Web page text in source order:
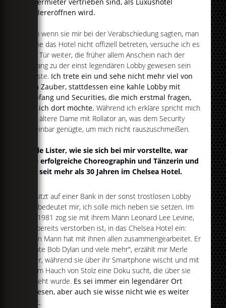
Dauermieter vertrieben sind, als Luxushotel
wiedereröffnen wird.
Auch wenn sie mir bei der Verabschiedung sagten, man
könne das Hotel nicht offiziell betreten, versuche ich es
eine Tür weiter, die früher allem Anschein nach der
Eingang zu der einst legendären Lobby gewesen sein
musste. Ich trete ein und sehe nicht mehr viel von
dem Zauber, stattdessen eine kahle Lobby mit
Empfang und Securities, die mich erstmal fragen,
was ich dort möchte. Während ich erkläre spricht mich
eine ältere Dame mit Rollator an, was dem Security
scheinbar genügte, um mich nicht rauszuschmeißen.
Merle Lister, wie sie sich bei mir vorstellte, war
eine erfolgreiche Choreographin und Tänzerin und
lebt seit mehr als 30 Jahren im Chelsea Hotel.
Sie sitzt auf einer Bank in der sonst trostlosen Lobby
und bedeutet mir, ich solle mich neben sie setzen. Im
Jahr 1981 zog sie mit ihrem Mann Leonard Lee Levine,
der bereits verstorben ist, in das Chelsea Hotel ein:
"Mein Mann hat mit ihnen allen zusammengearbeitet. Er
kannte Bob Dylan und viele mehr", erzählt mir Merle
Lister, während sie über ihr Smartphone wischt und mit
einem Hauch von Stolz eine Doku sucht, die über sie
gedreht wurde. Es sei immer ein legendärer Ort
gewesen, aber auch sie wisse nicht wie es weiter
geht.